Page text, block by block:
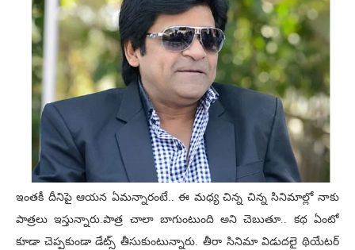
ఇంతకీ దీనిపై ఆయన ఏమన్నారంటే.. ఈ మధ్య చిన్న చిన్న సినిమాల్లో నాకు
పాత్రలు ఇస్తున్నారు.పాత్ర చాలా బాగుంటుంది అని చెబుతూ.. కథ ఏంటో
కూడా చెప్పకుండా డేట్స్ తీసుకుంటున్నారు. తీరా సినిమా విడుదలై థియేటర్